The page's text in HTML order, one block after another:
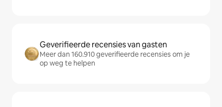
Geverifieerde recensies van gasten
Meer dan 160.910 geverifieerde recensies om je
op weg te helpen